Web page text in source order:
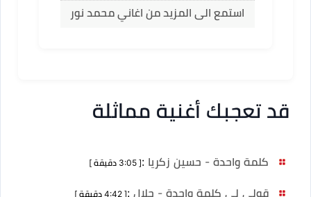
استمع الى المزيد من اغاني محمد نور
قد تعجبك أغنية مماثلة
كلمة واحدة - حسين زكريا :[ 3:05 دقيقة ]
قولي لي كلمة واحدة - جلال :[ 4:42 دقيقة ]